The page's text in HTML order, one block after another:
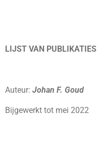
LIJST VAN PUBLIKATIES
Auteur: Johan F. Goud
Bijgewerkt tot mei 2022